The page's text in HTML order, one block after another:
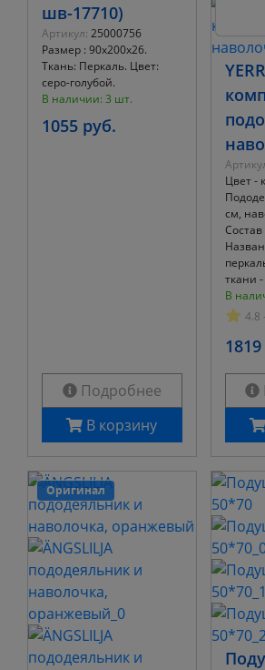
шв-17710)
Артикул: 25000756
Размер : 90х200х26.
Ткань: Перкаль. Цвет:
серо-голубой.
В наличии: 3 шт.
1055 руб.
Подробнее
В корзину
Цвет -
см,
Состав
ткани
В
4.8
Оригинал